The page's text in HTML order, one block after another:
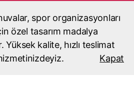
spor organizasyonları
özel tasarım madalya
Yüksek kalite, hızlı teslimat
Kapat
fiyatları